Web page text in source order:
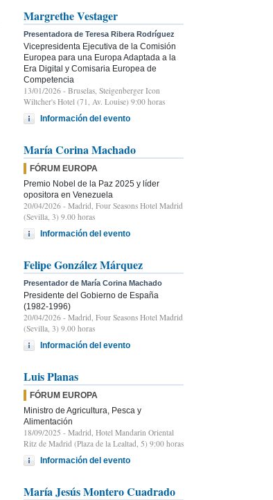
Margrethe Vestager
Presentadora de Teresa Ribera Rodríguez
Vicepresidenta Ejecutiva de la Comisión
Europea para una Europa Adaptada a la
Era Digital y Comisaria Europea de
Competencia
13/01/2026 - Bruselas, Steigenberger Icon
Wiltcher's Hotel (71, Av. Louise) 9:00 horas
Información del evento
María Corina Machado
FÓRUM EUROPA
Premio Nobel de la Paz 2025 y líder
opositora en Venezuela
20/04/2026 - Madrid, Four Seasons Hotel Madrid
(Sevilla, 3) 9.00 horas
Información del evento
Felipe González Márquez
Presentador de María Corina Machado
Presidente del Gobierno de España
(1982-1996)
20/04/2026 - Madrid, Four Seasons Hotel Madrid
(Sevilla, 3) 9.00 horas
Información del evento
Luis Planas
FÓRUM EUROPA
Ministro de Agricultura, Pesca y
Alimentación
18/09/2025 - Madrid, Hotel Mandarin Oriental
Ritz de Madrid (Plaza de la Lealtad, 5) 9:00 horas
Información del evento
María Jesús Montero Cuadrado